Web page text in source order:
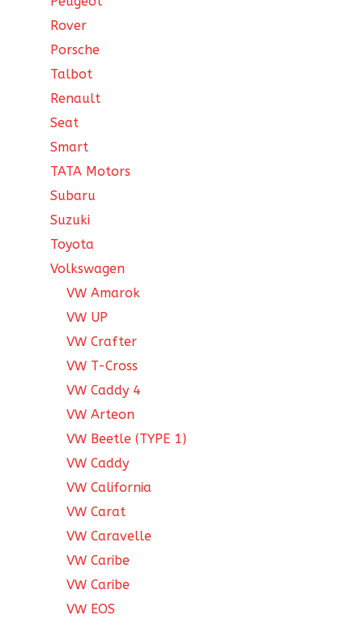
Rover
Porsche
Talbot
Renault
Seat
Smart
TATA Motors
Subaru
Suzuki
Toyota
Volkswagen
VW Amarok
VW UP
VW Crafter
VW T-Cross
VW Caddy 4
VW Arteon
VW Beetle (TYPE 1)
VW Caddy
VW California
VW Carat
VW Caravelle
VW Caribe
VW Caribe
VW EOS